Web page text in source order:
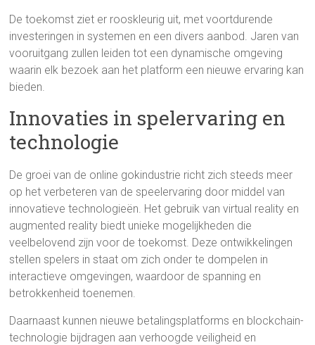
De toekomst ziet er rooskleurig uit, met voortdurende
investeringen in systemen en een divers aanbod. Jaren van
vooruitgang zullen leiden tot een dynamische omgeving
waarin elk bezoek aan het platform een nieuwe ervaring kan
bieden.
Innovaties in spelervaring en
technologie
De groei van de online gokindustrie richt zich steeds meer
op het verbeteren van de speelervaring door middel van
innovatieve technologieën. Het gebruik van virtual reality en
augmented reality biedt unieke mogelijkheden die
veelbelovend zijn voor de toekomst. Deze ontwikkelingen
stellen spelers in staat om zich onder te dompelen in
interactieve omgevingen, waardoor de spanning en
betrokkenheid toenemen.
Daarnaast kunnen nieuwe betalingsplatforms en blockchain-
technologie bijdragen aan verhoogde veiligheid en